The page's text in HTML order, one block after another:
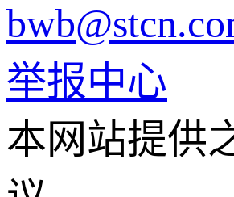
举报中心
本网站提供